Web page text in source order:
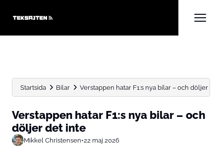
Startsida Bilar Verstappen hatar F1:s nya bilar – och döljer det
Verstappen hatar F1:s nya bilar – och
döljer det inte
Mikkel Christensen•22 maj 2026